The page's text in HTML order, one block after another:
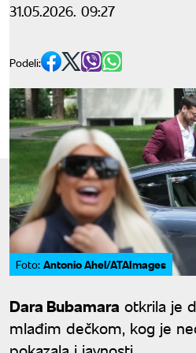
31.05.2026. 09:27
Podeli:
Foto: Antonio Ahel/ATAImages
Dara Bubamara otkrila je
mlađim dečkom, kog je